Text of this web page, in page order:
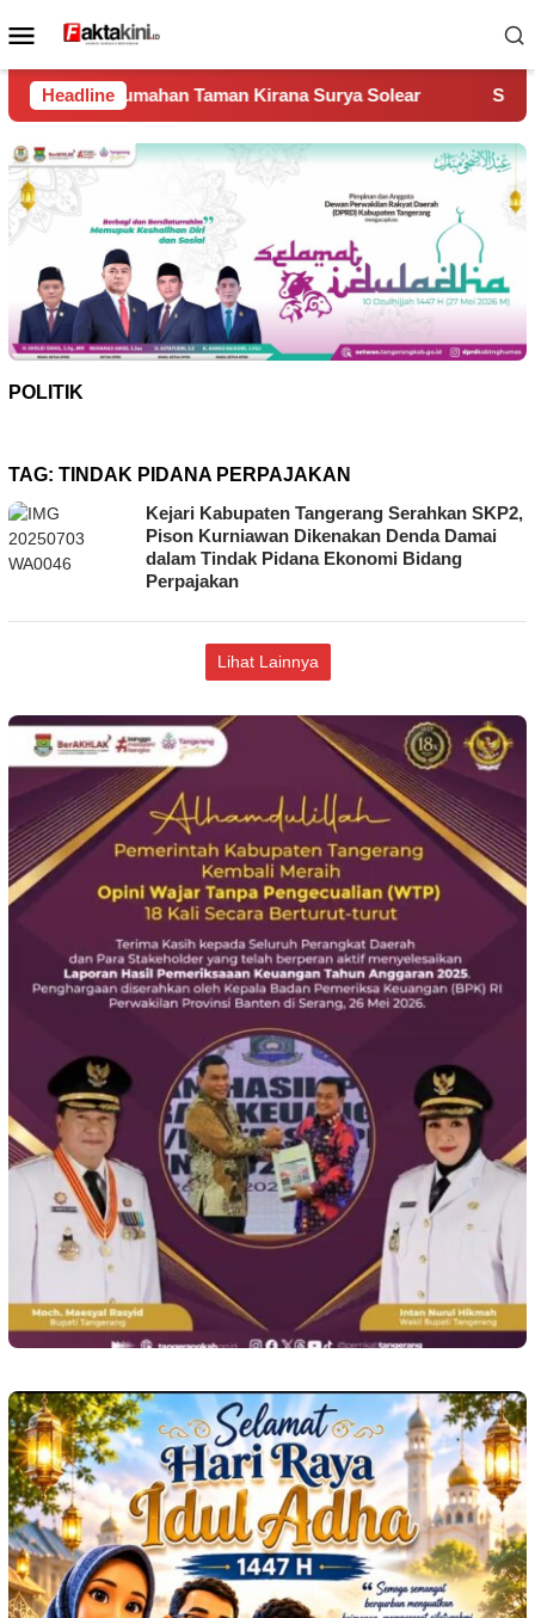
ke
Menu
Mobile
Headline
Kirana Surya Solear Spanyol Juara Piala Dunia
POLITIK
TAG: TINDAK PIDANA PERPAJAKAN
Kejari Kabupaten Tangerang Serahkan SKP2,
Pison Kurniawan Dikenakan Denda Damai
dalam Tindak Pidana Ekonomi Bidang
Perpajakan
Lihat Lainnya